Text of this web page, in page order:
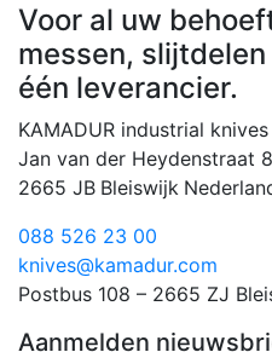
Voor al uw
messen,
één leverancier.
KAMADUR industrial knives
Jan van der Heydenstraat
2665 JB Bleiswijk
088 526 23 00
knives@kamadur.com
Postbus 108 – 2665 ZJ
Aanmelden